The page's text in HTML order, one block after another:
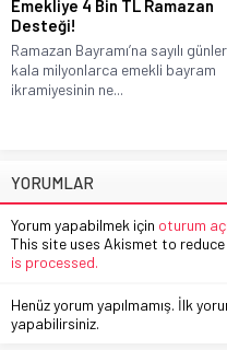
Emekliye 4 Bin TL Ramazan
Desteği!
Ramazan Bayramı’na sayılı günler
kala milyonlarca emekli bayram
ikramiyesinin ne...
YORUMLAR
Yorum yapabilmek için oturum
This site uses Akismet to reduce
is processed.
Henüz yorum yapılmamış. İlk
yapabilirsiniz.